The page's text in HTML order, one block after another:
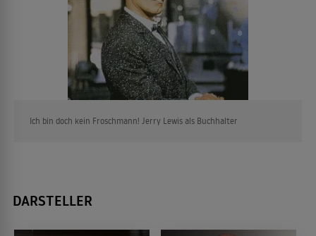
Ich bin doch kein Froschmann! Jerry Lewis als Buchhalter
DARSTELLER